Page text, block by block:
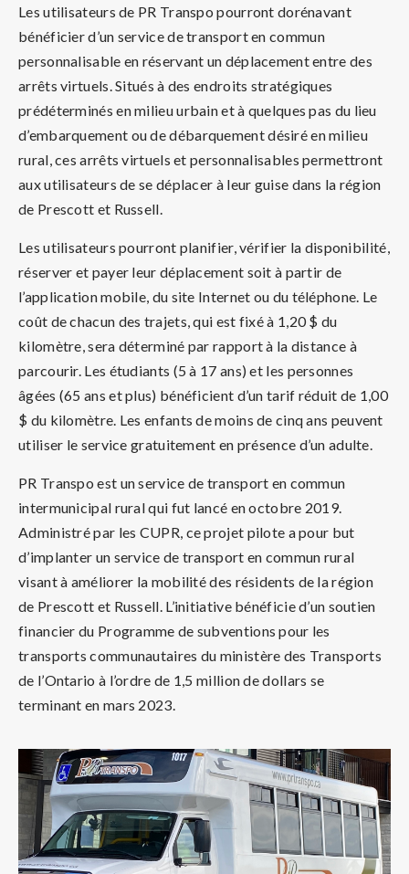
Les utilisateurs de PR Transpo pourront dorénavant
bénéficier d’un service de transport en commun
personnalisable en réservant un déplacement entre des
arrêts virtuels. Situés à des endroits stratégiques
prédéterminés en milieu urbain et à quelques pas du lieu
d’embarquement ou de débarquement désiré en milieu
rural, ces arrêts virtuels et personnalisables permettront
aux utilisateurs de se déplacer à leur guise dans la région
de Prescott et Russell.
Les utilisateurs pourront planifier, vérifier la disponibilité,
réserver et payer leur déplacement soit à partir de
l’application mobile, du site Internet ou du téléphone. Le
coût de chacun des trajets, qui est fixé à 1,20 $ du
kilomètre, sera déterminé par rapport à la distance à
parcourir. Les étudiants (5 à 17 ans) et les personnes
âgées (65 ans et plus) bénéficient d’un tarif réduit de 1,00
$ du kilomètre. Les enfants de moins de cinq ans peuvent
utiliser le service gratuitement en présence d’un adulte.
PR Transpo est un service de transport en commun
intermunicipal rural qui fut lancé en octobre 2019.
Administré par les CUPR, ce projet pilote a pour but
d’implanter un service de transport en commun rural
visant à améliorer la mobilité des résidents de la région
de Prescott et Russell. L’initiative bénéficie d’un soutien
financier du Programme de subventions pour les
transports communautaires du ministère des Transports
de l’Ontario à l’ordre de 1,5 million de dollars se
terminant en mars 2023.